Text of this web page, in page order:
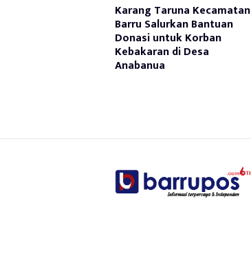
Karang Taruna Kecamatan
Barru Salurkan Bantuan
Donasi untuk Korban
Kebakaran di Desa
Anabanua